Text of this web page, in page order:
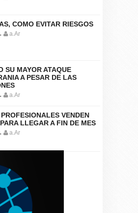
COMO EVITAR RIESGOS
a.Ar
SU MAYOR ATAQUE
A PESAR DE LAS
a.Ar
VENDEN
LLEGAR A FIN DE MES
a.Ar